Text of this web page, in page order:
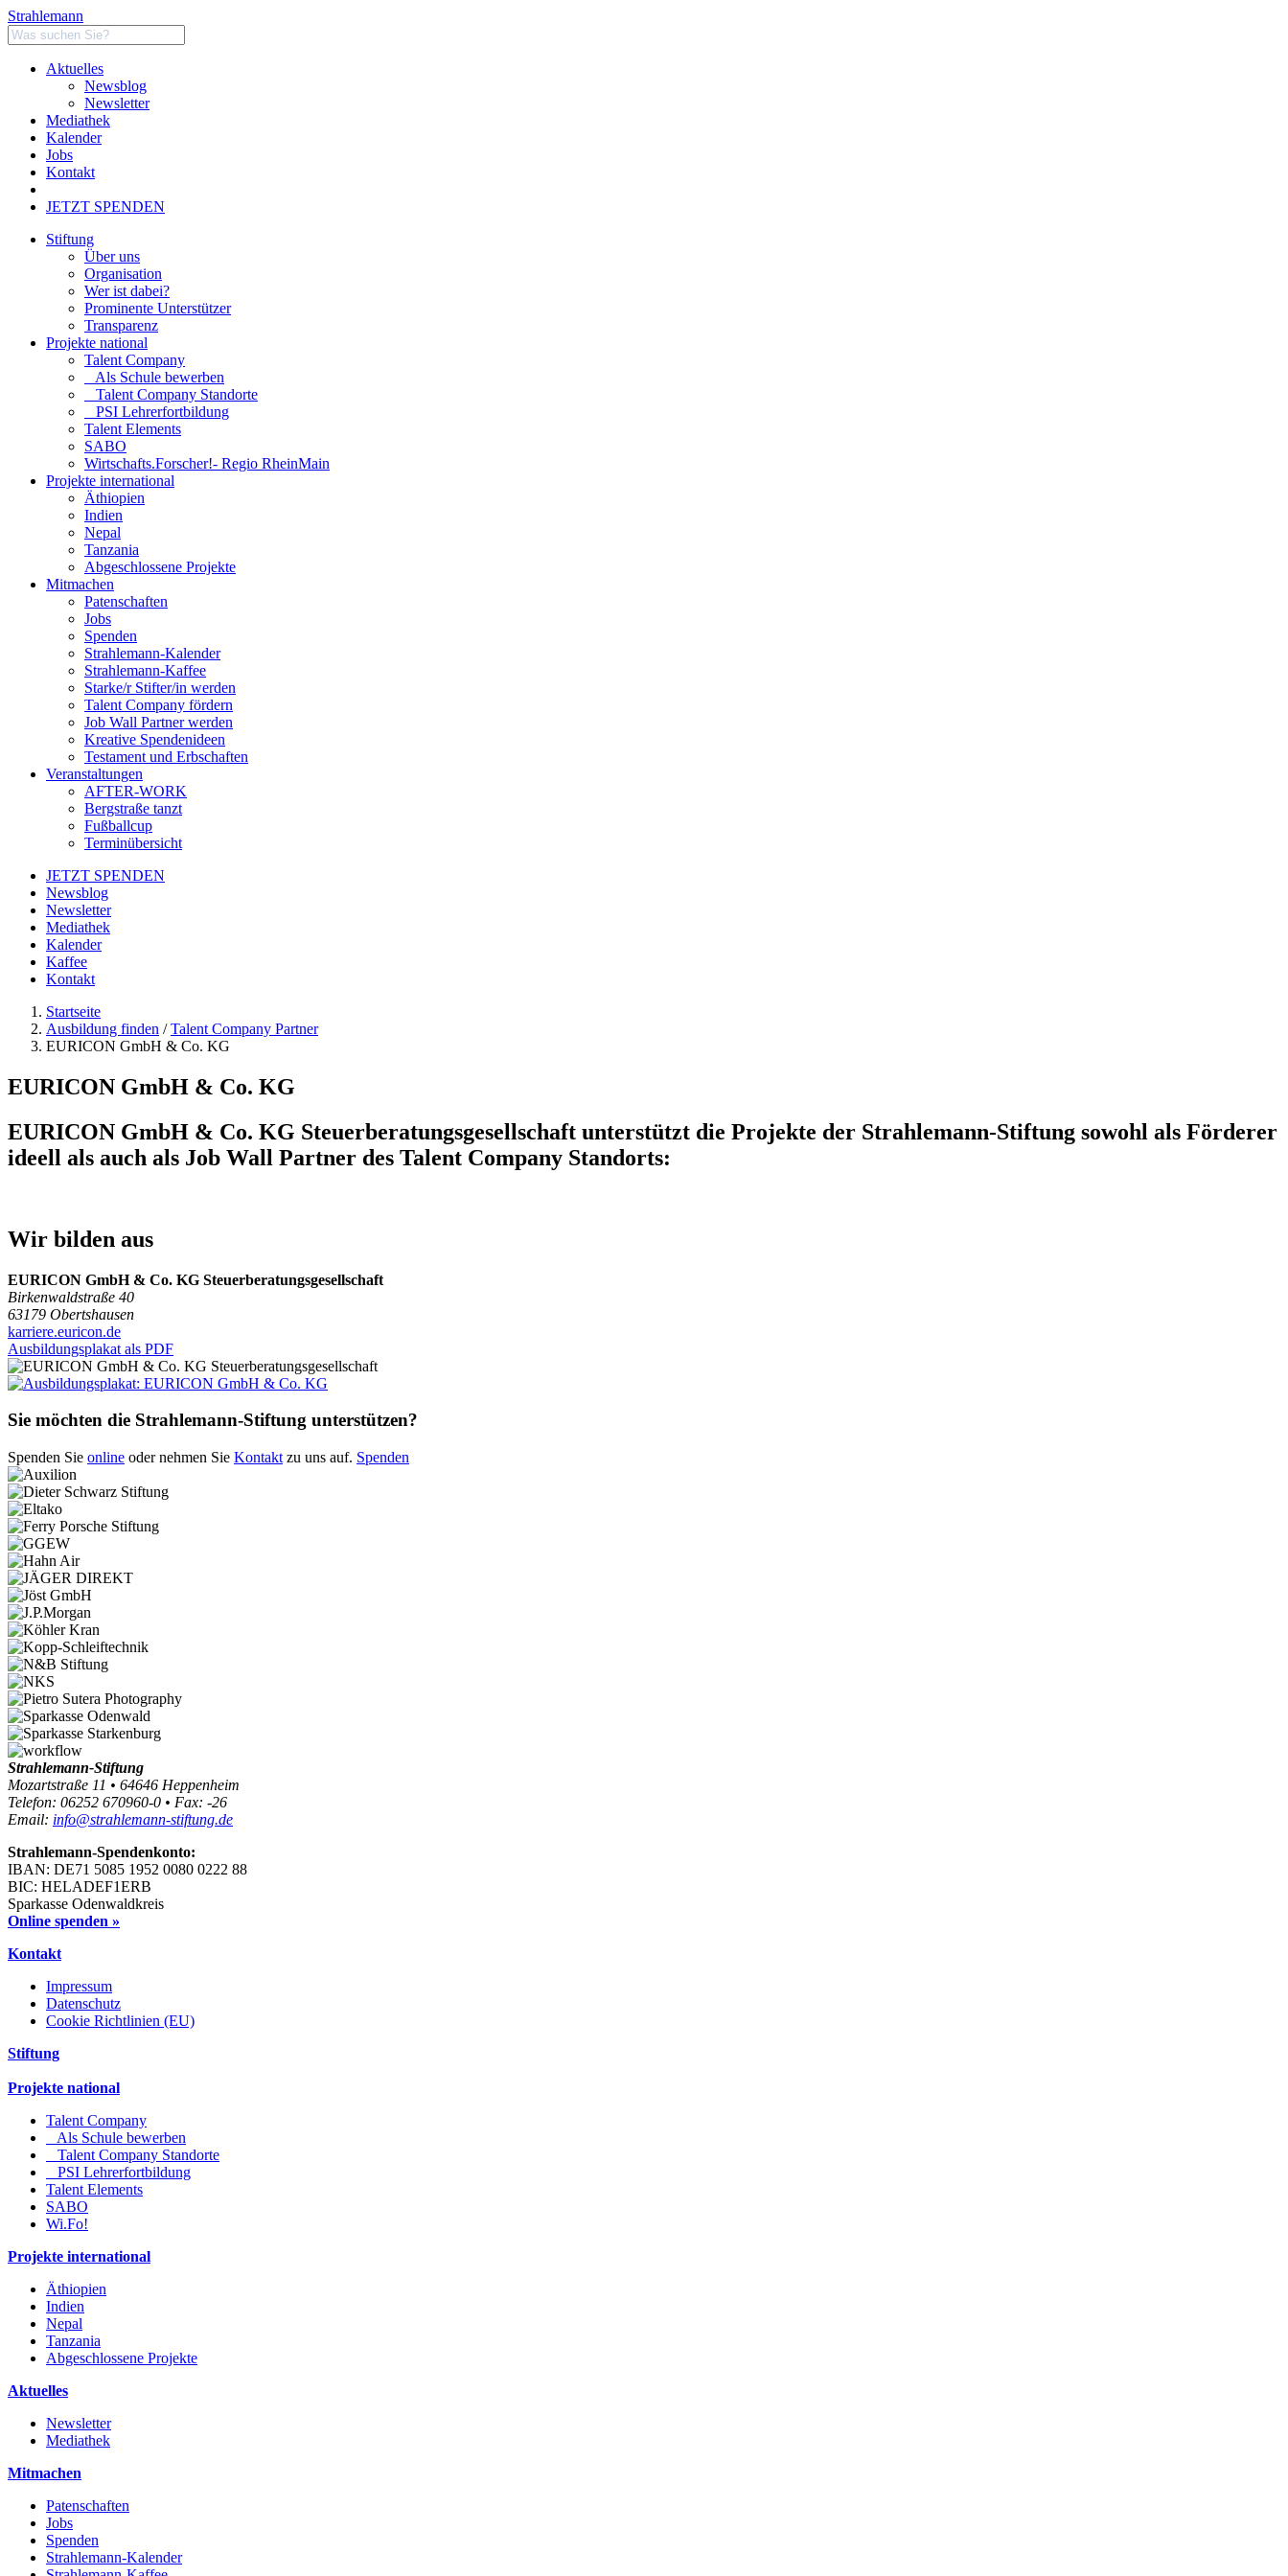
Strahlemann
Aktuelles
Newsblog
Newsletter
Mediathek
Kalender
Jobs
Kontakt
JETZT SPENDEN
Stiftung
Über uns
Organisation
Wer ist dabei?
Prominente Unterstützer
Transparenz
Projekte national
Talent Company
Als Schule bewerben
Talent Company Standorte
PSI Lehrerfortbildung
Talent Elements
SABO
Wirtschafts.Forscher!- Regio RheinMain
Projekte international
Äthiopien
Indien
Nepal
Tanzania
Abgeschlossene Projekte
Mitmachen
Patenschaften
Jobs
Spenden
Strahlemann-Kalender
Strahlemann-Kaffee
Starke/r Stifter/in werden
Talent Company fördern
Job Wall Partner werden
Kreative Spendenideen
Testament und Erbschaften
Veranstaltungen
AFTER-WORK
Bergstraße tanzt
Fußballcup
Terminübersicht
JETZT SPENDEN
Newsblog
Newsletter
Mediathek
Kalender
Kaffee
Kontakt
Startseite
Ausbildung finden /Talent Company Partner
EURICON GmbH & Co. KG
EURICON GmbH & Co. KG
EURICON GmbH & Co. KG Steuerberatungsgesellschaft unterstützt die Projekte der Strahlemann-Stiftung sowohl als Förderer
ideell als auch als Job Wall Partner des Talent Company Standorts:
Wir bilden aus
EURICON GmbH & Co. KG Steuerberatungsgesellschaft
Birkenwaldstraße 40
63179 Obertshausen
karriere.euricon.de
Ausbildungsplakat als PDF
Sie möchten die Strahlemann-Stiftung unterstützen?
Spenden Sie online oder nehmen Sie Kontakt zu uns auf. Spenden
Strahlemann-Stiftung
Mozartstraße 11 • 64646 Heppenheim
Telefon: 06252 670960-0 • Fax: -26
Email: info@strahlemann-stiftung.de
Strahlemann-Spendenkonto:
IBAN: DE71 5085 1952 0080 0222 88
BIC: HELADEF1ERB
Sparkasse Odenwaldkreis
Online spenden »
Kontakt
Impressum
Datenschutz
Cookie Richtlinien (EU)
Stiftung
Projekte national
Talent Company
Als Schule bewerben
Talent Company Standorte
PSI Lehrerfortbildung
Talent Elements
SABO
Wi.Fo!
Projekte international
Äthiopien
Indien
Nepal
Tanzania
Abgeschlossene Projekte
Aktuelles
Newsletter
Mediathek
Mitmachen
Patenschaften
Jobs
Spenden
Strahlemann-Kalender